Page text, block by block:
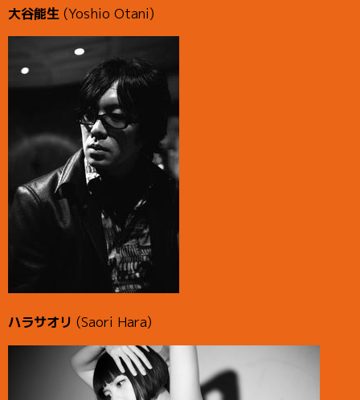
大谷能生 (Yoshio Otani)
ハラサオリ (Saori Hara)